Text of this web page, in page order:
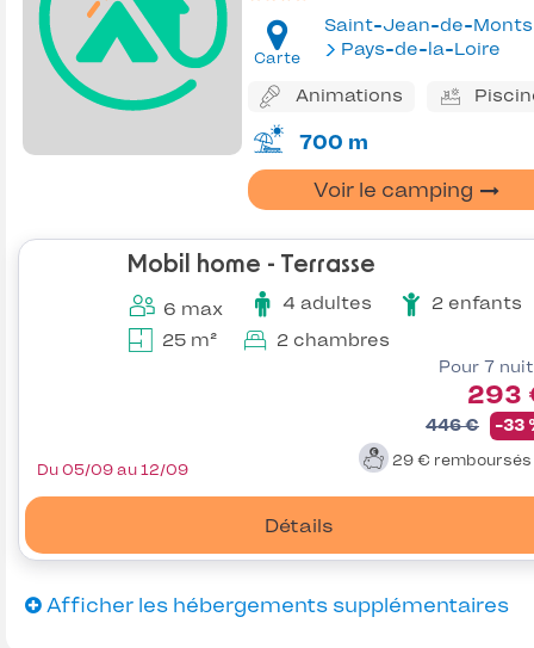
Carte
Saint-Jean-de-Monts
Pays-de-la-Loire
Animations
700 m
Voir le camping
Mobil home - Terrasse
6 max 4 adultes
2 enfants
25 m²
2 chambres
Pour 7
293
446 € -33
29 € remboursés
Détails
Du 05/09 au 12/09
Afficher les hébergements supplémentaires